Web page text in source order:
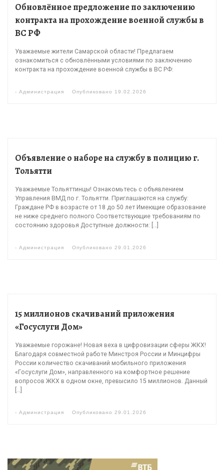
Обновлённое предложение по заключению
контракта на прохождение военной службы в
ВС РФ
Уважаемые жители Самарской области! Предлагаем
ознакомиться с обновлёнными условиями по заключению
контракта на прохождение военной службы в ВС РФ:
- Администрация Опубликовано 19.02.2026
Объявление о наборе на службу в полицию г.
Тольятти
Уважаемые Тольяттинцы! Ознакомьтесь с объявлением
Управления ВМД по г. Тольятти. Приглашаются на службу:
Граждане РФ в возрасте от 18 до 50 лет Имеющие образование
не ниже среднего полного Соответствующие требованиям по
состоянию здоровья Доступные должности: […]
- Администрация Опубликовано 29.01.2026
15 миллионов скачиваний приложения
«Госуслуги Дом»
Уважаемые горожане! Новая веха в цифровизации сферы ЖКХ!
Благодаря совместной работе Минстроя России и Минцифры
России количество скачиваний мобильного приложения
«Госуслуги Дом», направленного на комфортное решение
вопросов ЖКХ в одном окне, превысило 15 миллионов. Данный
[…]
- Администрация Опубликовано 29.01.2026